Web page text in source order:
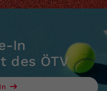
In
des ÖTV